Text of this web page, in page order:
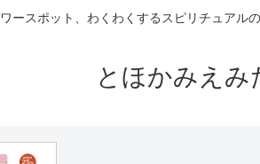
ースポット、わくわくするスピリチュアル
とほかみえみ